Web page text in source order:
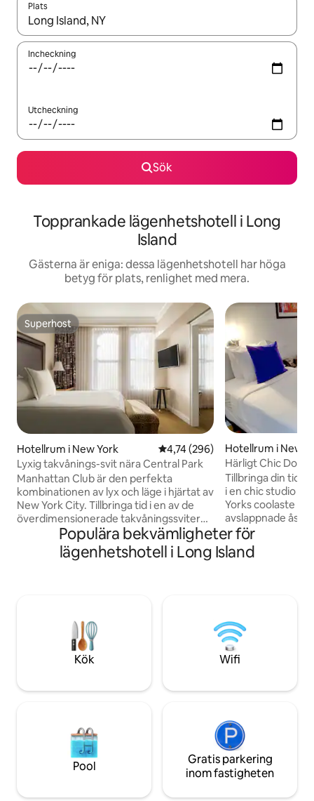
Plats
När resultaten är tillgängliga kan du navigera med upp- och
Incheckning
Utcheckning
Sök
Topprankade lägenhetshotell i Long
Island
Gästerna är eniga: dessa lägenhetshotell har höga
betyg för plats, renlighet med mera.
Superhost
Superhost
Hotellrum i New York 4,74 av 5 i genomsnittligt
4,74 (296)
Lyxig takvånings-svit nära Central Park
Manhattan Club är den perfekta
kombinationen av lyx och läge i hjärtat av
New York City. Tillbringa tid i en av de
överdimensionerade takvåningssviterna
eller njut av din Penthouse Exklusiva
balkong för fantastisk utsikt! (Exklusivt
för alla takvåningsgäster, inte privata,
skatter/avgifter (Det kommer inte att
debiteras ytterligare skatt eller dagliga
avgifter under din vistelse. )
Hotellrum i New
Härligt Chic
Ridge
Tillbringa din tid i
i en chic studio i
Yorks coolaste
avslappnade
undan på den
märkbart mindre
Side. Njut av den
du känner dig
allt du behöver
Populära bekvämligheter för
lägenhetshotell i Long Island
Kök Wifi
Pool
Gratis parkering
inom fastigheten